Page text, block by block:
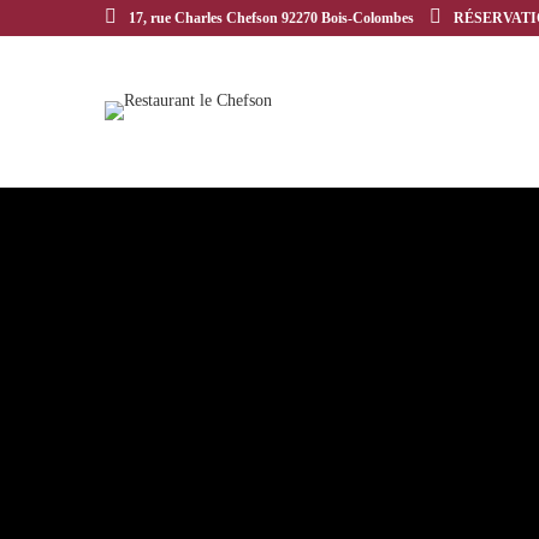
17, rue Charles Chefson 92270 Bois-Colombes